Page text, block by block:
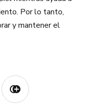
Por lo tanto,
y mantener el